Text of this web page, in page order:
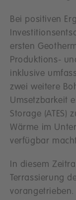
Bei positiven
ersten
Produktions-
inklusive
zwei weitere
Umsetzbarkeit
Storage (ATES)
Wärme im
verfügbar
In diesem
Terrassierung